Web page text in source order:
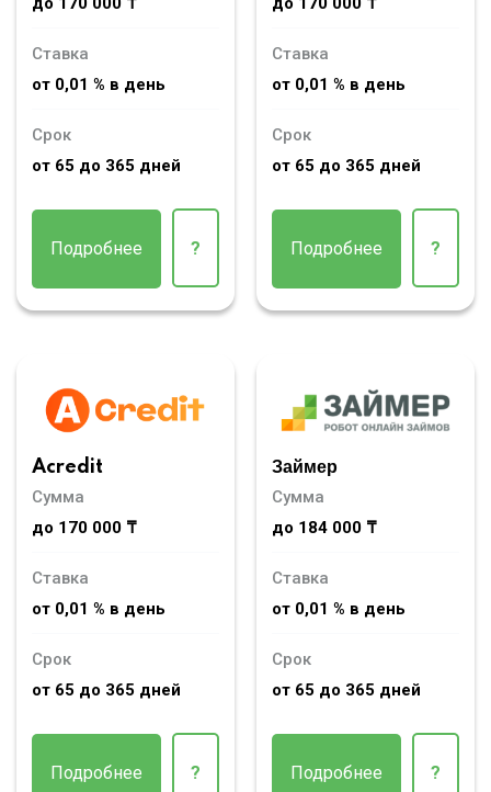
Ставка
от 0,01 % в день
Срок
от 65 до 365 дней
Подробнее ?
Ставка
от 0,01 % в день
Срок
от 65 до 365 дней
Подробнее ?
Acredit
Сумма
до 170 000 ₸
Ставка
от 0,01 % в день
Срок
от 65 до 365 дней
Подробнее ?
Займер
Сумма
до 184 000 ₸
Ставка
от 0,01 % в день
Срок
от 65 до 365 дней
Подробнее ?